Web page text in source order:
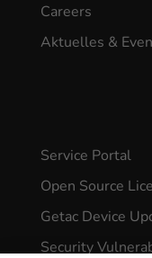
Careers
Aktuelles &
Service Portal
Open Source
Getac Device
Security